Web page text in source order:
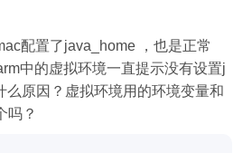
配置了java_home ，也是正常
中的虚拟环境一直提示没有设置j
么原因？虚拟环境用的环境变量和
吗？